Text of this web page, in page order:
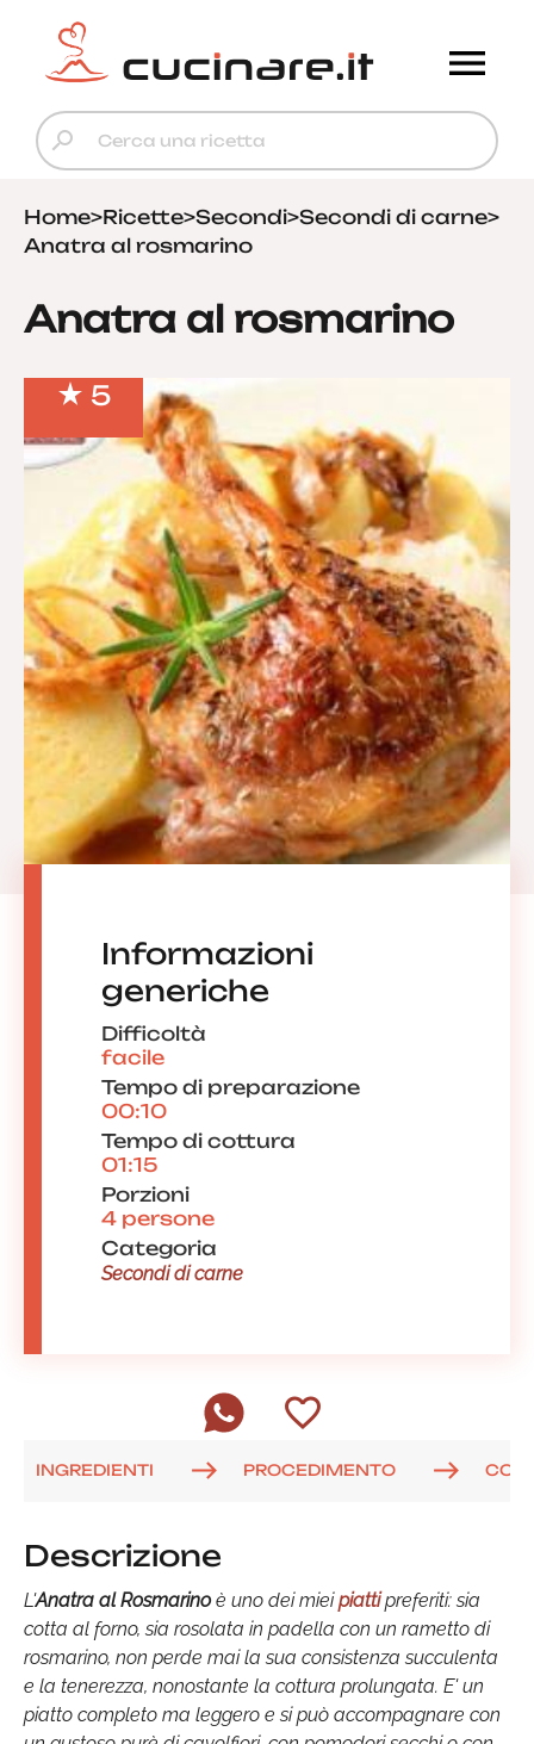
Home>Ricette>Secondi>Secondi di carne>
Anatra al rosmarino
Anatra al rosmarino
5
Informazioni
generiche
Difficoltà
facile
Tempo di preparazione
00:10
Tempo di cottura
01:15
Porzioni
4 persone
Categoria
Secondi di carne
INGREDIENTI PROCEDIMENTO
Descrizione
L'Anatra al Rosmarinoè uno dei mieipiattipreferiti: sia
cotta al forno, sia rosolata in padella con un rametto di
rosmarino, non perde mai la sua consistenza succulenta
e la tenerezza, nonostante la cottura prolungata. E' un
piatto completo ma leggero e si può accompagnare con